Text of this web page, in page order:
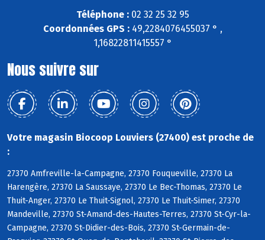
Téléphone :02 32 25 32 95
Coordonnées GPS :49,2284076455037 ° ,
1,16822811415557 °
Nous suivre sur
Votre magasin Biocoop Louviers (27400) est proche de
:
27370 Amfreville-la-Campagne, 27370 Fouqueville, 27370 La
Harengère, 27370 La Saussaye, 27370 Le Bec-Thomas, 27370 Le
Thuit-Anger, 27370 Le Thuit-Signol, 27370 Le Thuit-Simer, 27370
Mandeville, 27370 St-Amand-des-Hautes-Terres, 27370 St-Cyr-la-
Campagne, 27370 St-Didier-des-Bois, 27370 St-Germain-de-